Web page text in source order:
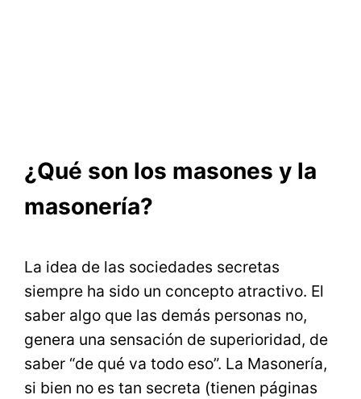
¿Qué son los masones y la
masonería?
La idea de las sociedades secretas
siempre ha sido un concepto atractivo. El
saber algo que las demás personas no,
genera una sensación de superioridad, de
saber “de qué va todo eso”. La Masonería,
si bien no es tan secreta (tienen páginas